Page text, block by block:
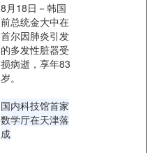
8月18日－韩国
前总统金大中在
首尔因肺炎引发
的多发性脏器受
损病逝，享年83
岁。
国内科技馆首家
数学厅在天津落
成